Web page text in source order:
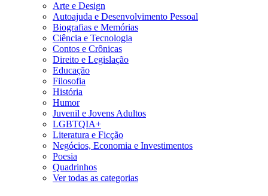
Arte e Design
Autoajuda e Desenvolvimento Pessoal
Biografias e Memórias
Ciência e Tecnologia
Contos e Crônicas
Direito e Legislação
Educação
Filosofia
História
Humor
Juvenil e Jovens Adultos
LGBTQIA+
Literatura e Ficção
Negócios, Economia e Investimentos
Poesia
Quadrinhos
Ver todas as categorias